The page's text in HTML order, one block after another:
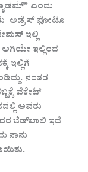
ಎಂದು
ಅಡ್ರೆಸ್ಫೋಟೊ
ಇಲ್ಲಿ
ಅಗಿಯೇ ಇಲ್ಲಿಂದ
ಇಲ್ಲಿಗೆ
ನಂತರ
ವೆಕೇಟ್
ಅವರು
ಬೆಡ್‌ಖಾಲಿ ಇದೆ
ನಾನು